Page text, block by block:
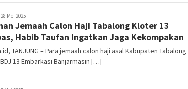
Sekata.id
28 Mei 2025
Jemaah Calon Haji Tabalong Kloter 13
Habib Taufan Ingatkan Jaga Kekompakan
TANJUNG – Para jemaah calon haji asal Kabupaten Tabalong
13 Embarkasi Banjarmasin […]